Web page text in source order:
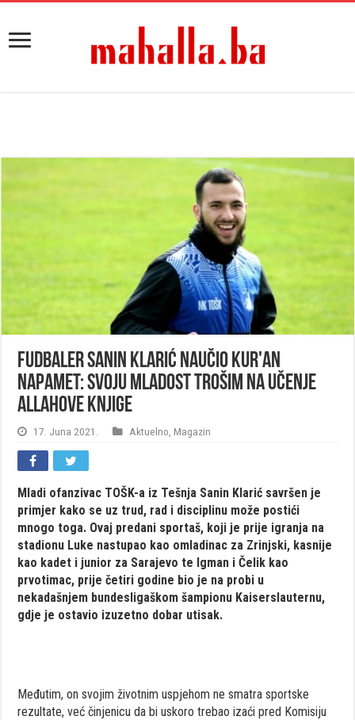
Fudbaler Sanin Klarić naučio Kur'an
napamet: Svoju mladost trošim na učenje
Allahove Knjige
17. Juna 2021. Aktuelno Magazin
Mladi ofanzivac TOŠK-a iz Tešnja Sanin Klarić savršen je
primjer kako se uz trud, rad i disciplinu može postići
mnogo toga. Ovaj predani sportaš, koji je prije igranja na
stadionu Luke nastupao kao omladinac za Zrinjski, kasnije
kao kadet i junior za Sarajevo te Igman i Čelik kao
prvotimac, prije četiri godine bio je na probi u
nekadašnjem bundesligaškom šampionu Kaiserslauternu,
gdje je ostavio izuzetno dobar utisak.
Međutim, on svojim životnim uspjehom ne smatra sportske
rezultate, već činjenicu da bi uskoro trebao izaći pred Komisiju